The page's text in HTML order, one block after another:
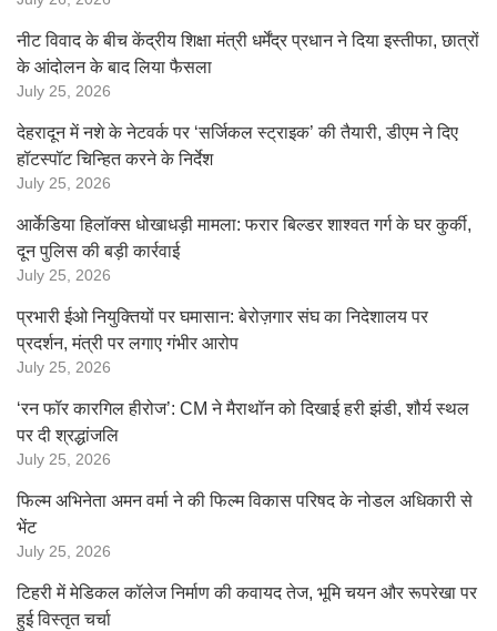
नीट विवाद के बीच केंद्रीय शिक्षा मंत्री धर्मेंद्र प्रधान ने दिया इस्तीफा, छात्रों
के आंदोलन के बाद लिया फैसला
July 25, 2026
देहरादून में नशे के नेटवर्क पर ‘सर्जिकल स्ट्राइक’ की तैयारी, डीएम ने दिए
हॉटस्पॉट चिन्हित करने के निर्देश
July 25, 2026
आर्केडिया हिलॉक्स धोखाधड़ी मामला: फरार बिल्डर शाश्वत गर्ग के घर कुर्की,
दून पुलिस की बड़ी कार्रवाई
July 25, 2026
प्रभारी ईओ नियुक्तियों पर घमासान: बेरोज़गार संघ का निदेशालय पर
प्रदर्शन, मंत्री पर लगाए गंभीर आरोप
July 25, 2026
‘रन फॉर कारगिल हीरोज’: CM ने मैराथॉन को दिखाई हरी झंडी, शौर्य स्थल
पर दी श्रद्धांजलि
July 25, 2026
फिल्म अभिनेता अमन वर्मा ने की फिल्म विकास परिषद के नोडल अधिकारी से
भेंट
July 25, 2026
टिहरी में मेडिकल कॉलेज निर्माण की कवायद तेज, भूमि चयन और रूपरेखा पर
हुई विस्तृत चर्चा